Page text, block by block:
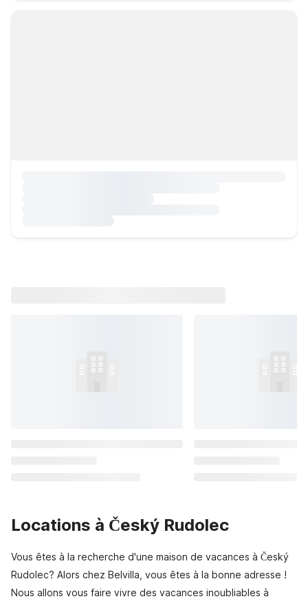
Locations à Český Rudolec
Vous êtes à la recherche d'une maison de vacances à Český
Rudolec? Alors chez Belvilla, vous êtes à la bonne adresse !
Nous allons vous faire vivre des vacances inoubliables à